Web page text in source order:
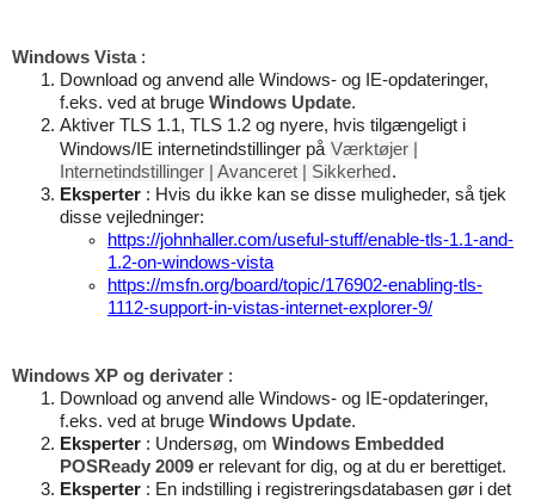
Windows Vista:
Download og anvend alle Windows- og IE-opdateringer,
f.eks. ved at bruge Windows Update.
Aktiver TLS 1.1, TLS 1.2 og nyere, hvis tilgængeligt i
Windows/IE internetindstillinger på Værktøjer |
Internetindstillinger | Avanceret | Sikkerhed .
Eksperter : Hvis du ikke kan se disse muligheder, så tjek
disse vejledninger:
https://johnhaller.com/useful-stuff/enable-tls-1.1-and-
1.2-on-windows-vista
https://msfn.org/board/topic/176902-enabling-tls-
1112-support-in-vistas-internet-explorer-9/
Windows XP og derivater :
Download og anvend alle Windows- og IE-opdateringer,
f.eks. ved at bruge Windows Update.
Eksperter : Undersøg, om Windows Embedded
POSReady 2009 er relevant for dig, og at du er berettiget.
Eksperter : En indstilling i registreringsdatabasen gør i det